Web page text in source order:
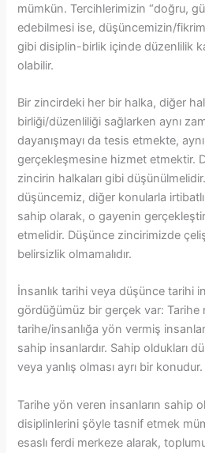
mümkün. Tercihlerimizin “doğru,
edebilmesi ise, düşüncemizin/
gibi disiplin-birlik içinde düzenlilik
olabilir.
Bir zincirdeki her bir halka, diğer
birliği/düzenliliği sağlarken aynı
dayanışmayı da tesis etmekte,
gerçekleşmesine hizmet etmektir.
zincirin halkaları gibi
düşüncemiz, diğer konularla irtibatlı
sahip olarak, o gayenin
etmelidir. Düşünce zincirimizde
belirsizlik olmamalıdır.
İnsanlık tarihi veya düşünce tarihi
gördüğümüz bir gerçek var: Tarihe
tarihe/insanlığa yön vermiş
sahip insanlardır. Sahip oldukları
veya yanlış olması ayrı bir konudur.
Tarihe yön veren insanların sahip
disiplinlerini şöyle tasnif etmek
esaslı ferdi merkeze alarak,